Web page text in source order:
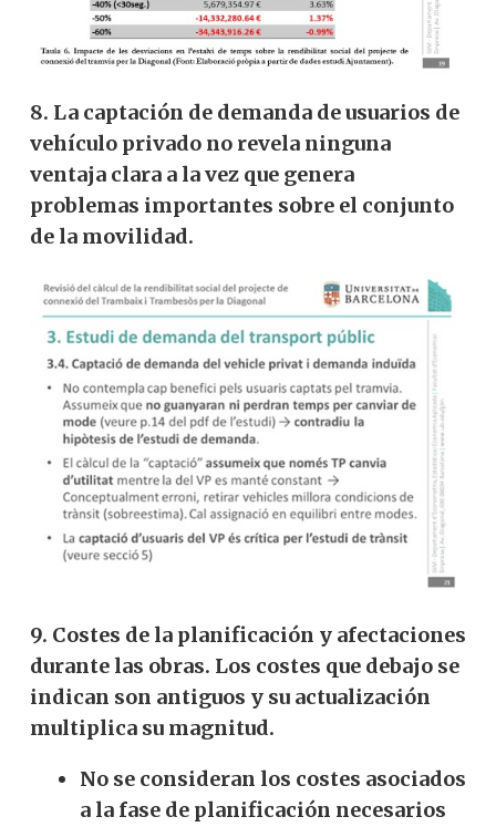
8. La captación de demanda de usuarios de
vehículo privado no revela ninguna
ventaja clara a la vez que genera
problemas importantes sobre el conjunto
de la movilidad.
9. Costes de la planificación y afectaciones
durante las obras. Los costes que debajo se
indican son antiguos y su actualización
multiplica su magnitud.
No se consideran los costes asociados
a la fase de planificación necesarios